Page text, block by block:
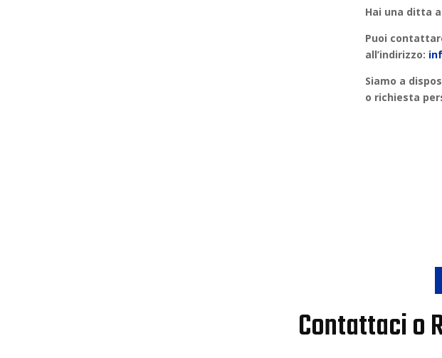
Hai una ditta a
Puoi
all’indirizzo:
Siamo a
o richiesta
Contattaci o